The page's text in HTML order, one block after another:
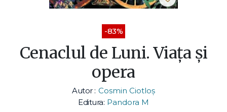
-83%
Cenaclul de Luni. Viața și
opera
Autor : Cosmin Ciotloș
Editura: Pandora M